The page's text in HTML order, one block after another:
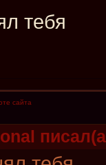
тебя
сайта